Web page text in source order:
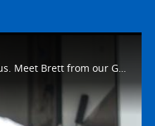
For our employees, making people's lives better is what drives us. Meet Brett from our Golf Pride Division as he talks about how he helps make #WhatMatters work on the golf course. Learn more at https://eaton.works/38avU4Z